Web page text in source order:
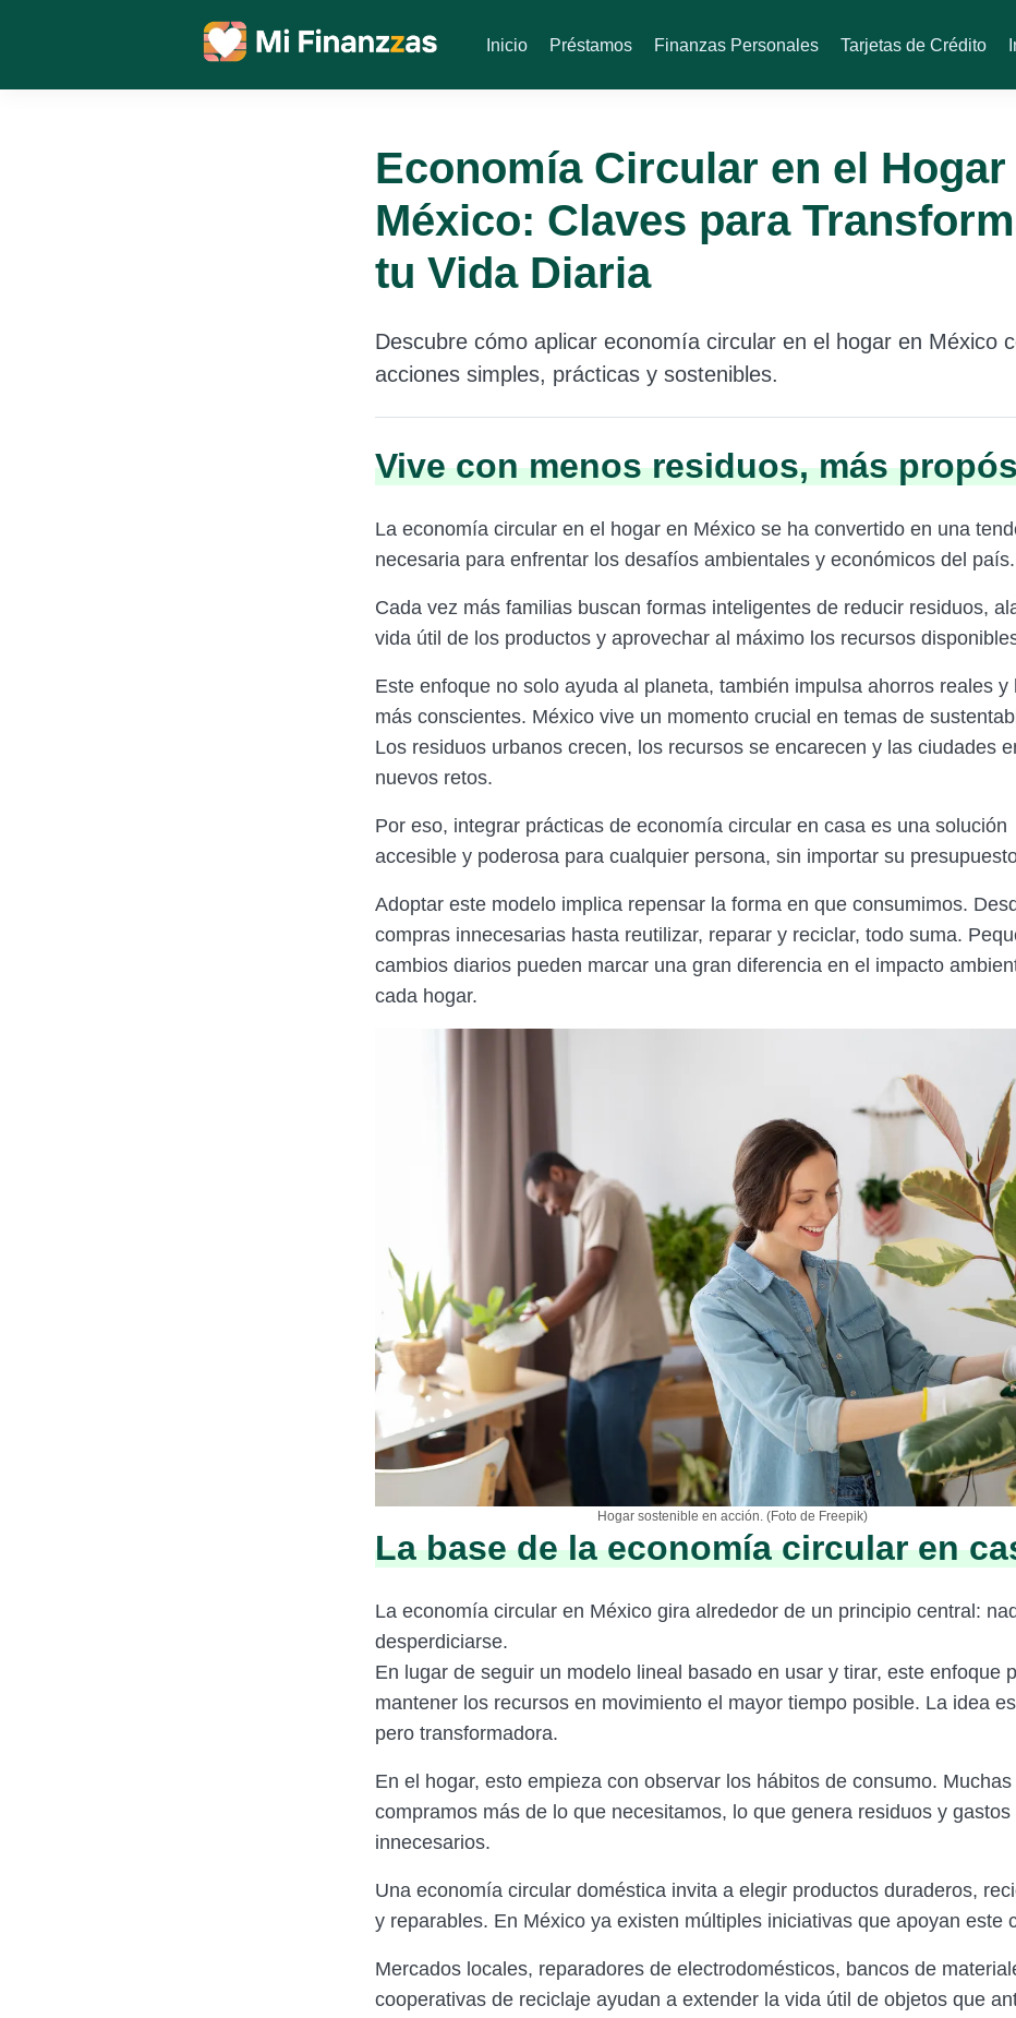
Inicio Préstamos Finanzas Personales Tarjetas de Crédito
Economía Circular en el Hogar
México: Claves para
tu Vida Diaria
Descubre cómo aplicar economía circular en el hogar en México
acciones simples, prácticas y sostenibles.
Vive con menos residuos, más
La economía circular en el hogar en México se ha convertido en una
necesaria para enfrentar los desafíos ambientales y económicos del país.
Cada vez más familias buscan formas inteligentes de reducir residuos,
vida útil de los productos y aprovechar al máximo los recursos
Este enfoque no solo ayuda al planeta, también impulsa ahorros reales y
más conscientes. México vive un momento crucial en temas de
Los residuos urbanos crecen, los recursos se encarecen y las ciudades
nuevos retos.
Por eso, integrar prácticas de economía circular en casa es una solución
accesible y poderosa para cualquier persona, sin importar su
Adoptar este modelo implica repensar la forma en que consumimos.
compras innecesarias hasta reutilizar, reparar y reciclar, todo suma.
cambios diarios pueden marcar una gran diferencia en el impacto
cada hogar.
Hogar sostenible en acción. (Foto de Freepik)
La base de la economía circular en
La economía circular en México gira alrededor de un principio central:
desperdiciarse.
En lugar de seguir un modelo lineal basado en usar y tirar, este enfoque
mantener los recursos en movimiento el mayor tiempo posible. La idea
pero transformadora.
En el hogar, esto empieza con observar los hábitos de consumo.
compramos más de lo que necesitamos, lo que genera residuos y gastos
innecesarios.
Una economía circular doméstica invita a elegir productos duraderos,
y reparables. En México ya existen múltiples iniciativas que apoyan este
Mercados locales, reparadores de electrodomésticos, bancos de
cooperativas de reciclaje ayudan a extender la vida útil de objetos que